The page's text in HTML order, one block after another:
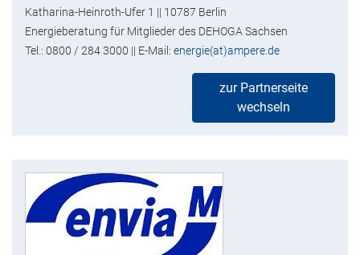
Katharina-Heinroth-Ufer 1 || 10787 Berlin
Energieberatung für Mitglieder des DEHOGA Sachsen
Tel.: 0800 / 284 3000 || E-Mail: energie(at)ampere.de
zur Partnerseite
wechseln